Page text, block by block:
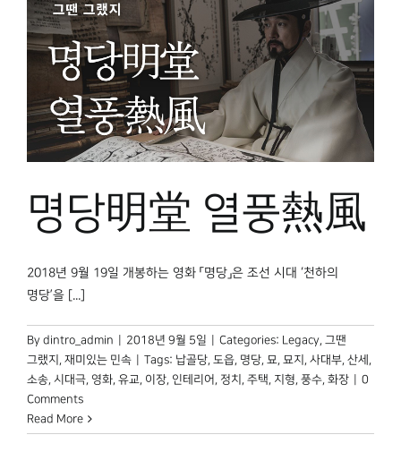
명당明堂 열풍熱風
2018년 9월 19일 개봉하는 영화 「명당」은 조선 시대 ‘천하의
명당’을 [...]
By dintro_admin 2018년 9월 5일 Categories: Legacy, 그땐
그랬지 , 재미있는 민속 Tags: 납골당, 도읍, 명당, 묘, 묘지 , 사대부, 산세 ,
소송, 시대극, 영화, 유교, 이장, 인테리어 , 정치 , 주택, 지형, 풍수, 화장
0
Comments
Read More